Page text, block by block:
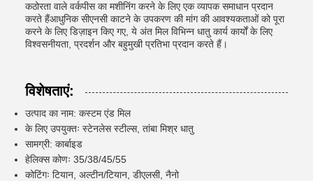
कठोरता वाले वर्कपीस का मशीनिंग करने के लिए एक व्यापक समाधान प्रदान
करते हैंआधुनिक सीएनसी काटने के उपकरण की मांग की आवश्यकताओं को पूरा
करने के लिए डिज़ाइन किए गए, ये अंत मिल विभिन्न धातु कार्य कार्यों के लिए
विश्वसनीयता, प्रदर्शन और बहुमुखी प्रतिभा प्रदान करते हैं।
विशेषताएं:
उत्पाद का नाम: कस्टम एंड मिल
के लिए उपयुक्तः स्टेनलेस स्टील्स, तांबा मिश्र धातु
सामग्री: कार्बाइड
हेलिक्स कोणः 35/38/45/55
कोटिंगः टियान, अल्टीन/टियान, डीएलसी, नैनो